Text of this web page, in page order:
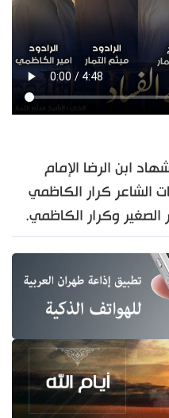
ابن الرضا الإمام
الشاعر كرار الكاظمي
الصغير وكرار الكاظمي.